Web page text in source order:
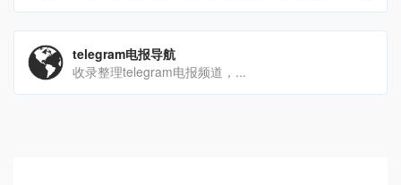
telegram电报导航
收录整理telegram电报频道，...